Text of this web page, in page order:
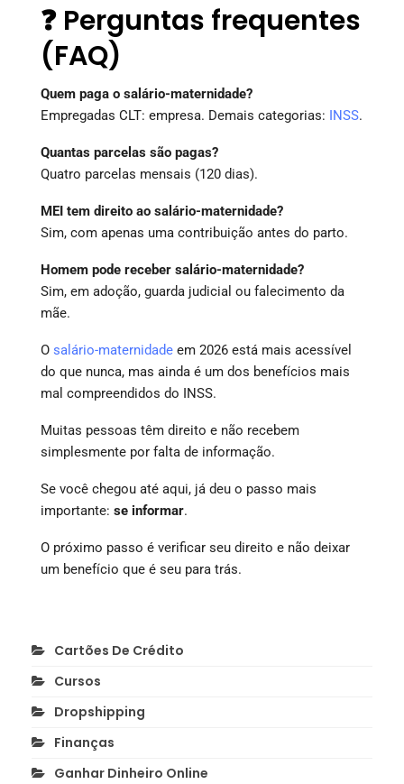
❓ Perguntas frequentes
(FAQ)
Quem paga o salário-maternidade?
Empregadas CLT: empresa. Demais categorias: INSS.
Quantas parcelas são pagas?
Quatro parcelas mensais (120 dias).
MEI tem direito ao salário-maternidade?
Sim, com apenas uma contribuição antes do parto.
Homem pode receber salário-maternidade?
Sim, em adoção, guarda judicial ou falecimento da
mãe.
O salário-maternidade em 2026 está mais acessível
do que nunca, mas ainda é um dos benefícios mais
mal compreendidos do INSS.
Muitas pessoas têm direito e não recebem
simplesmente por falta de informação.
Se você chegou até aqui, já deu o passo mais
importante: se informar.
O próximo passo é verificar seu direito e não deixar
um benefício que é seu para trás.
Cartões De Crédito
Cursos
Dropshipping
Finanças
Ganhar Dinheiro Online